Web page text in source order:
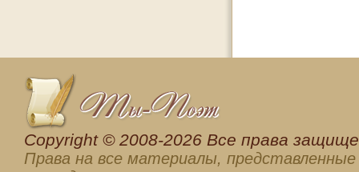
Сopyright © 2008-2026 Все права
Права на все материалы, представленные